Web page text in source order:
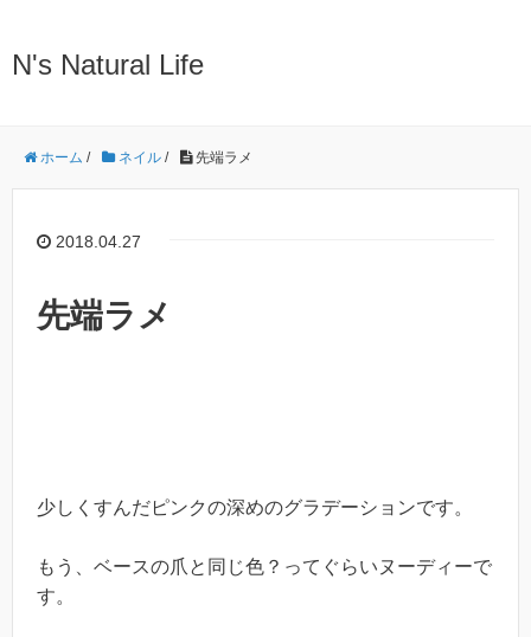
N's Natural Life
ホーム / ネイル / 先端ラメ
2018.04.27
先端ラメ
少しくすんだピンクの深めのグラデーションです。
もう、ベースの爪と同じ色？ってぐらいヌーディーで
す。